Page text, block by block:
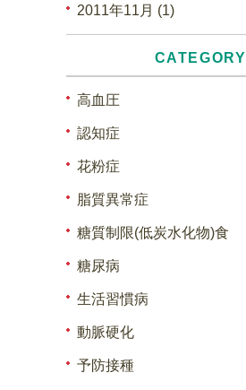
2011年11月 (1)
CATEGORY
高血圧
認知症
花粉症
脂質異常症
糖質制限(低炭水化物)食
糖尿病
生活習慣病
動脈硬化
予防接種